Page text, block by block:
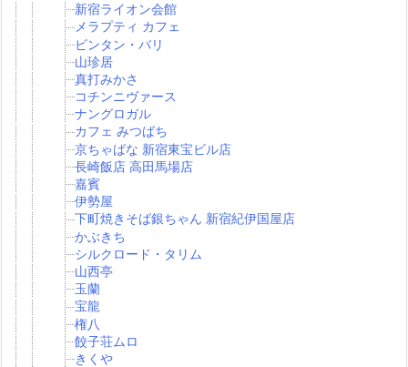
新宿ライオン会館
メラプティ カフェ
ビンタン・バリ
山珍居
真打みかさ
コチンニヴァース
ナングロガル
カフェ みつばち
京ちゃばな 新宿東宝ビル店
長崎飯店 高田馬場店
嘉賓
伊勢屋
下町焼きそば銀ちゃん 新宿紀伊国屋店
かぶきち
シルクロード・タリム
山西亭
玉蘭
宝龍
権八
餃子荘ムロ
きくや